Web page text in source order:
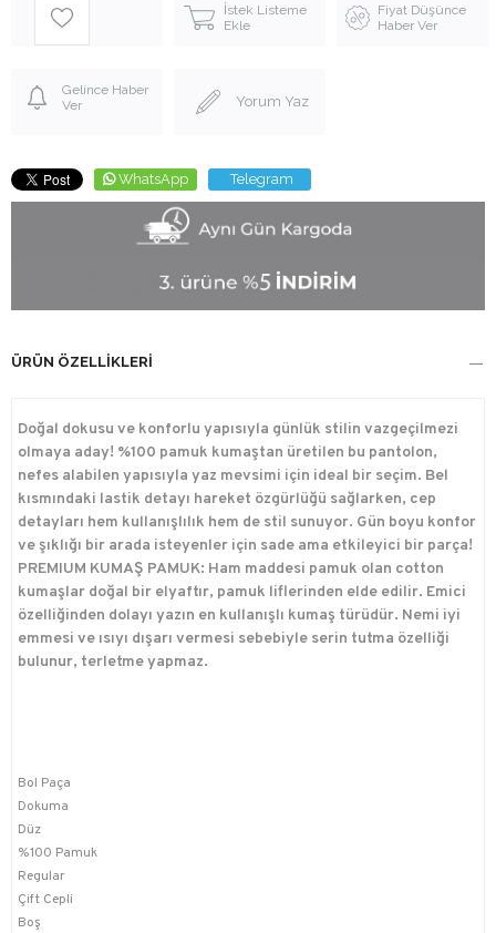
İstek Listeme
Ekle
Fiyat Düşünce
Haber Ver
Gelince Haber
Ver
Yorum Yaz
WhatsApp Telegram
ÜRÜN ÖZELLIKLERI
Doğal dokusu ve konforlu yapısıyla günlük stilin vazgeçilmezi
olmaya aday! %100 pamuk kumaştan üretilen bu pantolon,
nefes alabilen yapısıyla yaz mevsimi için ideal bir seçim. Bel
kısmındaki lastik detayı hareket özgürlüğü sağlarken, cep
detayları hem kullanışlılık hem de stil sunuyor. Gün boyu konfor
ve şıklığı bir arada isteyenler için sade ama etkileyici bir parça!
PREMIUM KUMAŞ PAMUK: Ham maddesi pamuk olan cotton
kumaşlar doğal bir elyaftır, pamuk liflerinden elde edilir. Emici
özelliğinden dolayı yazın en kullanışlı kumaş türüdür. Nemi iyi
emmesi ve ısıyı dışarı vermesi sebebiyle serin tutma özelliği
bulunur, terletme yapmaz.
Bol Paça
Dokuma
Düz
%100 Pamuk
Regular
Çift Cepli
Boş